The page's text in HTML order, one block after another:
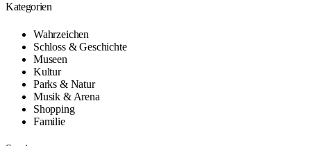
Kategorien
Wahrzeichen
Schloss & Geschichte
Museen
Kultur
Parks & Natur
Musik & Arena
Shopping
Familie